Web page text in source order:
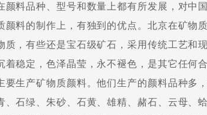
颜料品种、型号和数量上都有所发展，对中
颜料的制作上，有独到的优点。北京在矿物
质，有些还是宝石级矿石，采用传统工艺和
着稳定，色泽晶莹，永不褪色，是其它任何
生产矿物质颜料。他们生产的颜料品种多
、石绿、朱砂、石黄、雄精、赭石、云母、